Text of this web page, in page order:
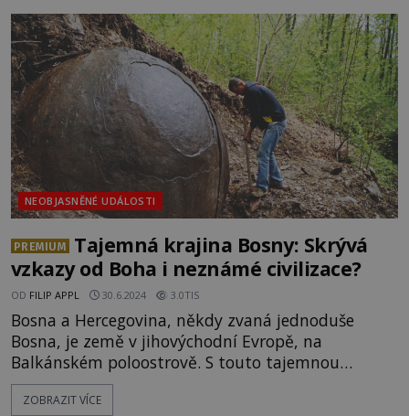
Moderní popis drekavace upřednostňuje vzhled,
který se velmi podobá psovité šel
NEOBJASNĚNÉ UDÁLOSTI
PREMIUM
Tajemná krajina Bosny: Skrývá
vzkazy od Boha i neznámé civilizace?
OD FILIP APPL 30.6.2024 3.0TIS
Bosna a Hercegovina, někdy zvaná jednoduše
Bosna, je země v jihovýchodní Evropě, na
Balkánském poloostrově. S touto tajemnou
krajinou je spjata celá řada záhad. Opravdu se zde
opakovaně zjevuje Panna Marie? Nachází se tam
ZOBRAZIT VÍCE